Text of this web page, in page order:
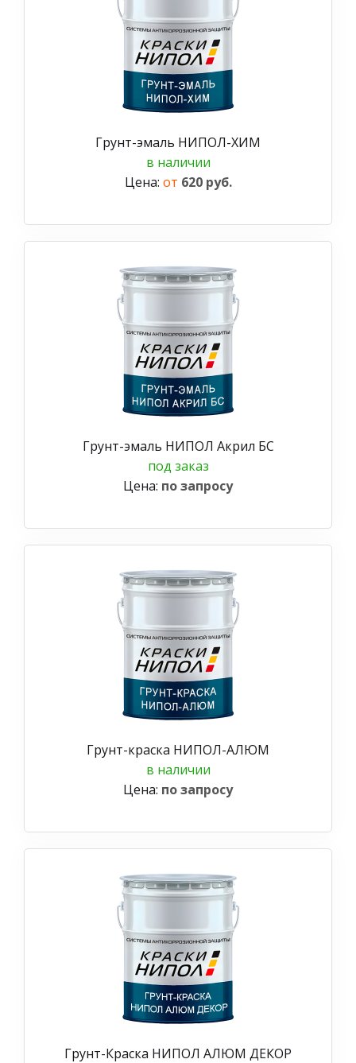
Грунт-эмаль НИПОЛ-ХИМ
в наличии
Цена: от 620 руб.
Грунт-эмаль НИПОЛ Акрил БС
под заказ
Цена: по запросу
Грунт-краска НИПОЛ-АЛЮМ
в наличии
Цена: по запросу
Грунт-Краска НИПОЛ АЛЮМ ДЕКОР